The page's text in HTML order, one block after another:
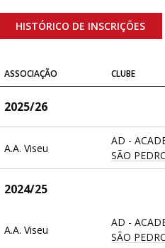
HISTÓRICO DE INSCRIÇÕES
ASSOCIAÇÃO CLUBE
2025/26
A.A. Viseu
AD -
SÃO
2024/25
A.A. Viseu
AD -
SÃO